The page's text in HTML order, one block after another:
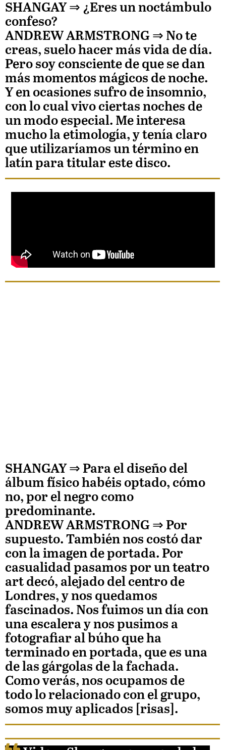
SHANGAY ⇒ ¿Eres un noctámbulo
confeso?
ANDREW ARMSTRONG ⇒ No te
creas, suelo hacer más vida de día.
Pero soy consciente de que se dan
más momentos mágicos de noche.
Y en ocasiones sufro de insomnio,
con lo cual vivo ciertas noches de
un modo especial. Me interesa
mucho la etimología, y tenía claro
que utilizaríamos un término en
latín para titular este disco.
SHANGAY ⇒ Para el diseño del
álbum físico habéis optado, cómo
no, por el negro como
predominante.
ANDREW ARMSTRONG ⇒ Por
supuesto. También nos costó dar
con la imagen de portada. Por
casualidad pasamos por un teatro
art decó, alejado del centro de
Londres, y nos quedamos
fascinados. Nos fuimos un día con
una escalera y nos pusimos a
fotografiar al búho que ha
terminado en portada, que es una
de las gárgolas de la fachada.
Como verás, nos ocupamos de
todo lo relacionado con el grupo,
somos muy aplicados [risas].